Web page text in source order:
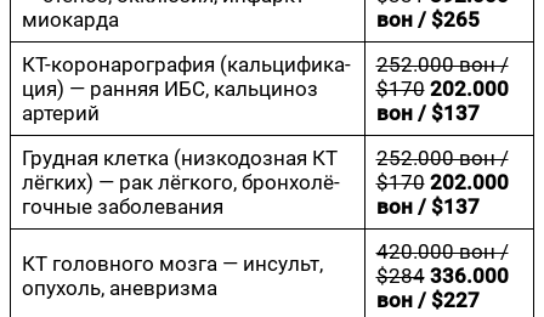
миокарда
вон / $265
КТ-коро­на­ро­гра­фия (каль­ци­фи­ка­
ция) — ран­няя ИБС, каль­ци­ноз
артерий
252.000 вон /
$170 202.000
вон / $137
Груд­ная клет­ка (низ­ко­доз­ная КТ
лёг­ких) — рак лёг­ко­го, брон­хо­лё­
гоч­ные заболевания
252.000 вон /
$170 202.000
вон / $137
КТ голов­но­го моз­га — инсульт,
опу­холь, аневризма
420.000 вон /
$284 336.000
вон / $227